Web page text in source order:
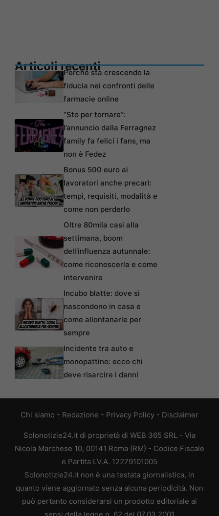
Articoli recentiPerché sta crescendo la
fiducia nei confronti delle
farmacie online
“Sto per tornare”:
l’annuncio dalla Ferragnez
family fa felici i fans, ma
non è Fedez
Bonus 500 euro ai
lavoratori anche precari:
tempi, requisiti, modalità e
come non perderlo
Oltre 80mila casi alla
settimana, boom
dell’influenza autunnale:
come riconoscerla e come
intervenire
Incubo blatte: dove si
nascondono in casa e
come allontanarle per
sempre
Incidente tra auto e
monopattino: ecco chi
deve risarcire i danni
Chi siamo - Redazione - Privacy Policy - Disclaimer
Solonotizie24.it di proprietà di WEB 365 SRL - Via
Nicola Marchese 10, 00141 Roma (RM) - Codice Fiscale
e Partita I.V.A. 12279101005
Solonotizie24.it non è una testata giornalistica, in
quanto viene aggiornato senza alcuna periodicità. Non
può pertanto considerarsi un prodotto editoriale ai